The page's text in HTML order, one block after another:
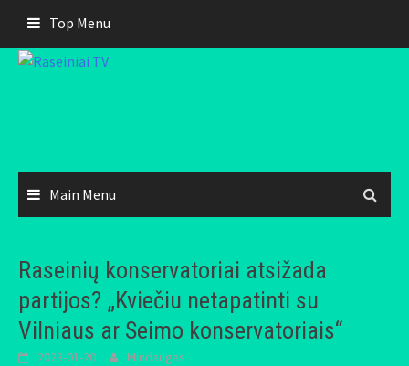
content
Top Menu
Main Menu
Raseinių konservatoriai atsižada
partijos? „Kviečiu netapatinti su
Vilniaus ar Seimo konservatoriais“
2023-01-20 Mindaugas